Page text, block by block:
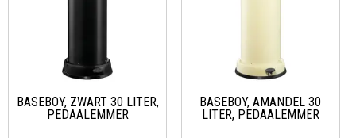
BASEBOY, ZWART 30 LITER,
PEDAALEMMER
BASEBOY, AMANDEL 30
LITER, PEDAALEMMER